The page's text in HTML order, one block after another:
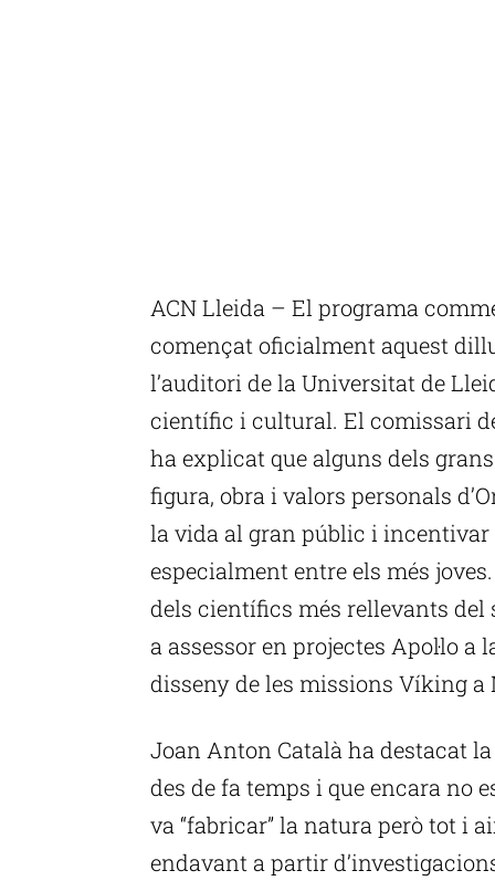
ACN Lleida – El programa
començat oficialment aquest
l’auditori de la Universitat de
científic i cultural. El comissari
ha explicat que alguns dels
figura, obra i valors personals
la vida al gran públic i incentivar
especialment entre els més
dels científics més rellevants del
a assessor en projectes Apol·lo
disseny de les missions Víking a
Joan Anton Català ha destacat
des de fa temps i que encara no
va “fabricar” la natura però tot i
endavant a partir